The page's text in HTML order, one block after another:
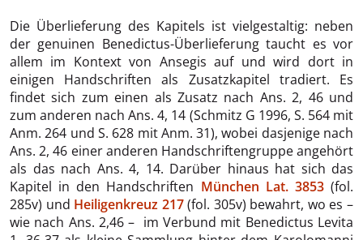
Die Überlieferung des Kapitels ist vielgestaltig: neben
der genuinen Benedictus-Überlieferung taucht es vor
allem im Kontext von Ansegis auf und wird dort in
einigen Handschriften als Zusatzkapitel tradiert. Es
findet sich zum einen als Zusatz nach Ans. 2, 46 und
zum anderen nach Ans. 4, 14 (Schmitz G 1996, S. 564 mit
Anm. 264 und S. 628 mit Anm. 31), wobei dasjenige nach
Ans. 2, 46 einer anderen Handschriftengruppe angehört
als das nach Ans. 4, 14. Darüber hinaus hat sich das
Kapitel in den Handschriften München Lat. 3853(fol.
285v) und Heiligenkreuz 217(fol. 305v) bewahrt, wo es –
wie nach Ans. 2,46 – im Verbund mit Benedictus Levita